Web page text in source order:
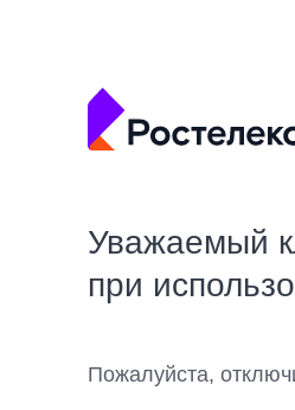
Уважаемый
при
Пожалуйста,